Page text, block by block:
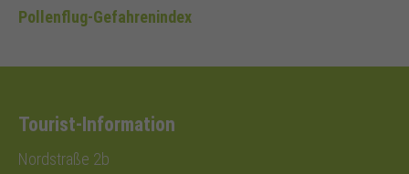
Pollenflug-Gefahrenindex
Tourist-Information
Nordstraße 2b